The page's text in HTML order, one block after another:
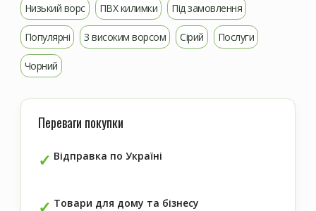
Низький ворс ПВХ килимки Під замовлення
Популярні З високим ворсом Сірий Послуги
Чорний
Переваги покупки
Відправка по Україні
Товари для дому та бізнесу